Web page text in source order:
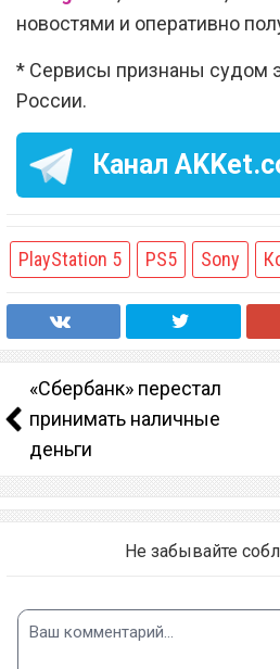
новостями и оперативно
* Сервисы признаны судом
России.
Канал
PlayStation 5 PS5 Sony
«Сбербанк» перестал
принимать наличные
деньги
Не забывайте